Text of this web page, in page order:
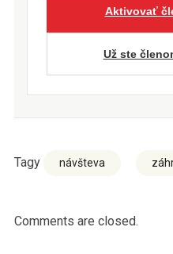
Aktivovať
Už ste
Tagy návšteva
Comments are closed.